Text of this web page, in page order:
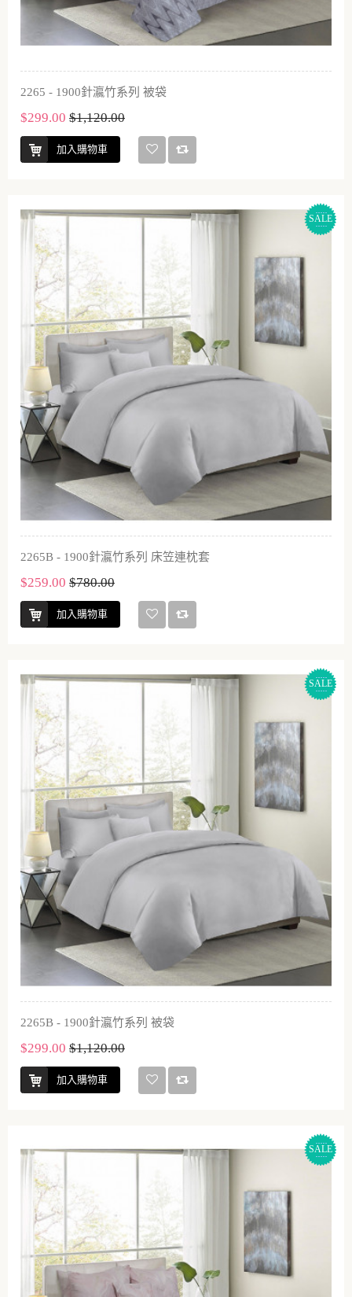
2265 - 1900針瀛竹系列 被袋
$299.00 $1,120.00
加入購物車
SALE
2265B - 1900針瀛竹系列 床笠連枕套
$259.00 $780.00
加入購物車
SALE
2265B - 1900針瀛竹系列 被袋
$299.00 $1,120.00
加入購物車
SALE